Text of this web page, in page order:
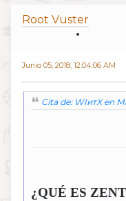
Root Vuster
Junio 05, 2018, 12:04:06 AM
Cita de: WIитX en
¿QUÉ ES